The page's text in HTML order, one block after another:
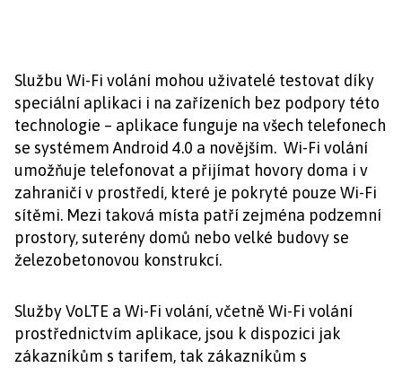
Službu Wi-Fi volání mohou uživatelé testovat díky
speciální aplikaci i na zařízeních bez podpory této
technologie – aplikace funguje na všech telefonech
se systémem Android 4.0 a novějším. Wi-Fi volání
umožňuje telefonovat a přijímat hovory doma i v
zahraničí v prostředí, které je pokryté pouze Wi-Fi
sítěmi. Mezi taková místa patří zejména podzemní
prostory, suterény domů nebo velké budovy se
železobetonovou konstrukcí.
Služby VoLTE a Wi-Fi volání, včetně Wi-Fi volání
prostřednictvím aplikace, jsou k dispozici jak
zákazníkům s tarifem, tak zákazníkům s